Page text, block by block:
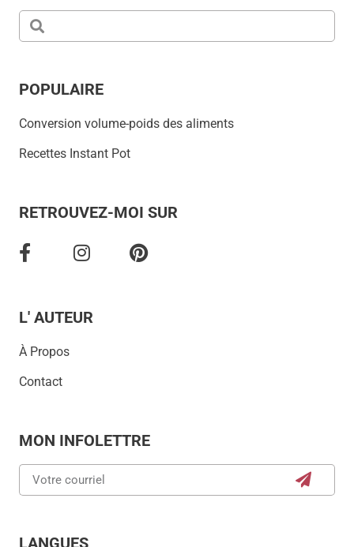
POPULAIRE
Conversion volume-poids des aliments
Recettes Instant Pot
RETROUVEZ-MOI SUR
L' AUTEUR
À Propos
Contact
MON INFOLETTRE
LANGUES